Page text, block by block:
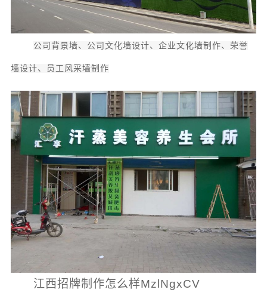
公司背景墙、公司文化墙设计、企业文化墙制作、荣誉
墙设计、员工风采墙制作
江西招牌制作怎么样MzlNgxCV